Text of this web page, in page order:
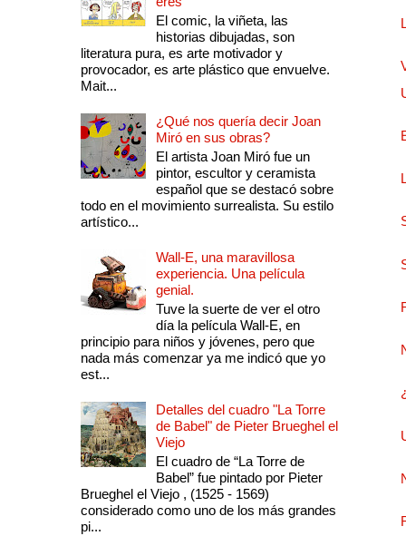
El comic, la viñeta, las
historias dibujadas, son
literatura pura, es arte motivador y
provocador, es arte plástico que envuelve.
Mait...
¿Qué nos quería decir Joan
Miró en sus obras?
El artista Joan Miró fue un
pintor, escultor y ceramista
español que se destacó sobre
todo en el movimiento surrealista. Su estilo
artístico...
Wall-E, una maravillosa
experiencia. Una película
genial.
Tuve la suerte de ver el otro
día la película Wall-E, en
principio para niños y jóvenes, pero que
nada más comenzar ya me indicó que yo
est...
Detalles del cuadro "La Torre
de Babel" de Pieter Brueghel el
Viejo
El cuadro de “La Torre de
Babel” fue pintado por Pieter
Brueghel el Viejo , (1525 - 1569)
considerado como uno de los más grandes
pi...